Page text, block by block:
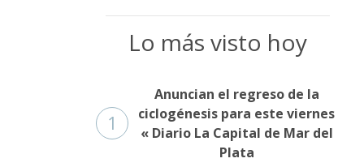
Lo más visto hoy
1
Anuncian el regreso de la
ciclogénesis para este viernes
« Diario La Capital de Mar del
Plata